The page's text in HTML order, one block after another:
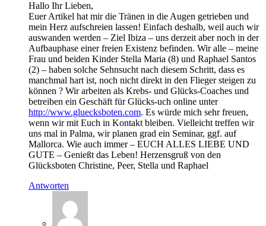
Hallo Ihr Lieben,
Euer Artikel hat mir die Tränen in die Augen getrieben und
mein Herz aufschreien lassen! Einfach deshalb, weil auch wir
auswanden werden – Ziel Ibiza – uns derzeit aber noch in der
Aufbauphase einer freien Existenz befinden. Wir alle – meine
Frau und beiden Kinder Stella Maria (8) und Raphael Santos
(2) – haben solche Sehnsucht nach diesem Schritt, dass es
manchmal hart ist, noch nicht direkt in den Flieger steigen zu
können ? Wir arbeiten als Krebs- und Glücks-Coaches und
betreiben ein Geschäft für Glücks-uch online unter
http://www.gluecksboten.com. Es würde mich sehr freuen,
wenn wir mit Euch in Kontakt bleiben. Vielleicht treffen wir
uns mal in Palma, wir planen grad ein Seminar, ggf. auf
Mallorca. Wie auch immer – EUCH ALLES LIEBE UND
GUTE – Genießt das Leben! Herzensgruß von den
Glücksboten Christine, Peer, Stella und Raphael
Antworten